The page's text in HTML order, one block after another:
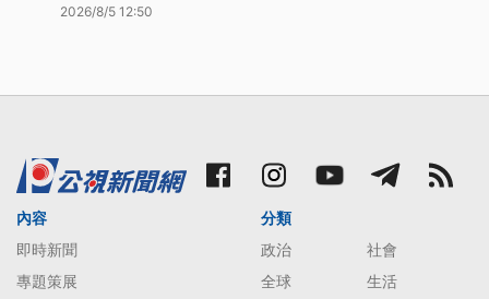
2026/8/5 12:50
內容
即時新聞
專題策展
分類
政治
社會
全球
生活